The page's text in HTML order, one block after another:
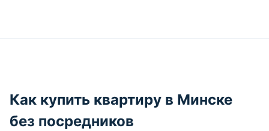
Как купить квартиру в Минске
без посредников